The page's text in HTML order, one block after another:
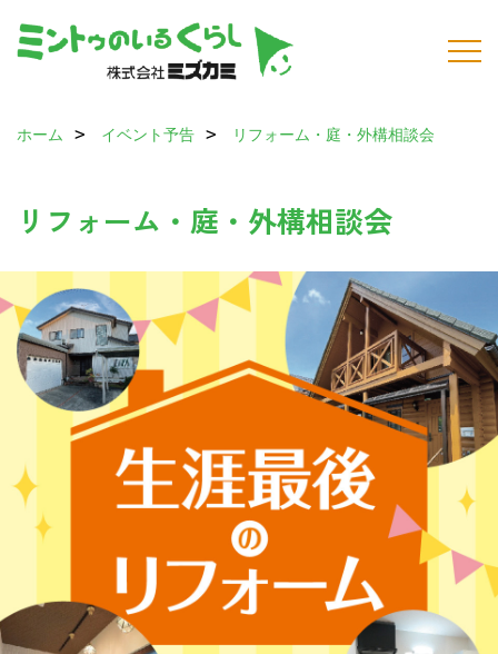
ホーム イベント予告 リフォーム・庭・外構相談会
リフォーム・庭・外構相談会